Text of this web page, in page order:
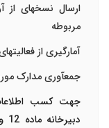
ارسال نسخه­ای از
مربوطه
آمارگیری از
جمع­آوری مدارک
جهت کسب
دبیرخانه ماده 12 و چگونگی